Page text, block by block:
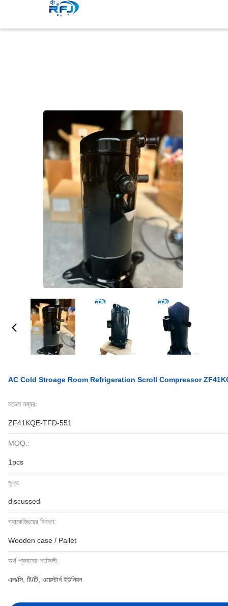
AC Cold Stroage Room Refrigeration Scroll Compressor
মডেল নম্বর:
ZF41KQE-TFD-551
MOQ.:
1pcs
মূল্য:
discussed
প্যাকেজিংয়ের বিবরণ:
Wooden case / Pallet
অর্থ প্রদানের শর্তাবলী:
এল/সি, টি/টি, ওয়েস্টার্ন ইউনিয়ন